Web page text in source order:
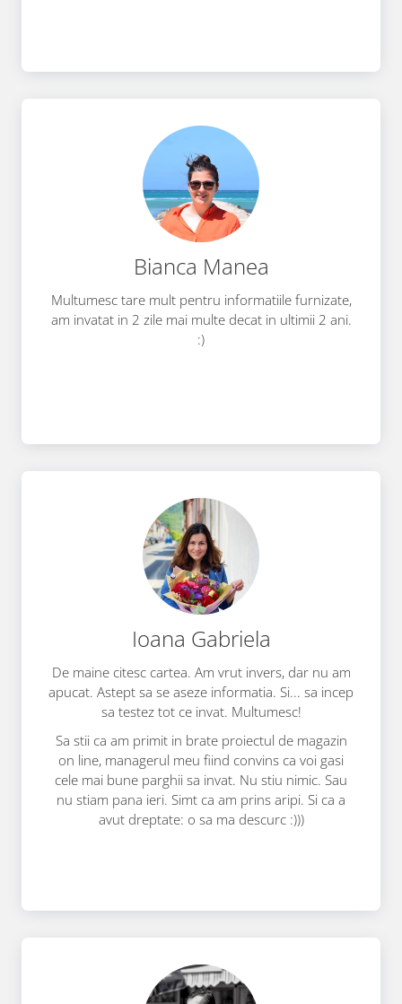
Bianca Manea
Multumesc tare mult pentru informatiile furnizate,
am invatat in 2 zile mai multe decat in ultimii 2 ani.
:)
Ioana Gabriela
De maine citesc cartea. Am vrut invers, dar nu am
apucat. Astept sa se aseze informatia. Si... sa incep
sa testez tot ce invat. Multumesc!
Sa stii ca am primit in brate proiectul de magazin
on line, managerul meu fiind convins ca voi gasi
cele mai bune parghii sa invat. Nu stiu nimic. Sau
nu stiam pana ieri. Simt ca am prins aripi. Si ca a
avut dreptate: o sa ma descurc :)))